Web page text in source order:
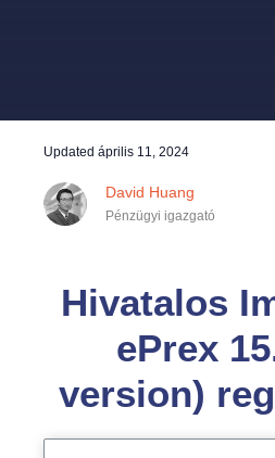
Updated április 11, 2024
David Huang
Pénzügyi igazgató
Hivatalos
ePrex
version)